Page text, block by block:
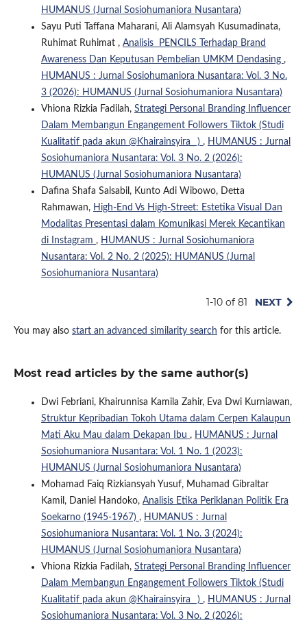
HUMANUS (Jurnal Sosiohumaniora Nusantara)
Sayu Puti Taffana Maharani, Ali Alamsyah Kusumadinata,
Ruhimat Ruhimat , Analisis PENCILS Terhadap Brand
Awareness Dan Keputusan Pembelian UMKM Dendasing ,
HUMANUS : Jurnal Sosiohumaniora Nusantara: Vol. 3 No.
3 (2026): HUMANUS (Jurnal Sosiohumaniora Nusantara)
Vhiona Rizkia Fadilah, Strategi Personal Branding Influencer
Dalam Membangun Engangement Followers Tiktok (Studi
Kualitatif pada akun @Khairainsyira_ ) , HUMANUS : Jurnal
Sosiohumaniora Nusantara: Vol. 3 No. 2 (2026):
HUMANUS (Jurnal Sosiohumaniora Nusantara)
Dafina Shafa Salsabil, Kunto Adi Wibowo, Detta
Rahmawan, High-End Vs High-Street: Estetika Visual Dan
Modalitas Presentasi dalam Komunikasi Merek Kecantikan
di Instagram , HUMANUS : Jurnal Sosiohumaniora
Nusantara: Vol. 2 No. 2 (2025): HUMANUS (Jurnal
Sosiohumaniora Nusantara)
1-10 of 81 NEXT
You may also start an advanced similarity search for this article.
Most read articles by the same author(s)
Dwi Febriani, Khairunnisa Kamila Zahir, Eva Dwi Kurniawan,
Struktur Kepribadian Tokoh Utama dalam Cerpen Kalaupun
Mati Aku Mau dalam Dekapan Ibu , HUMANUS : Jurnal
Sosiohumaniora Nusantara: Vol. 1 No. 1 (2023):
HUMANUS (Jurnal Sosiohumaniora Nusantara)
Mohamad Faiq Rizkiansyah Yusuf, Muhamad Gibraltar
Kamil, Daniel Handoko, Analisis Etika Periklanan Politik Era
Soekarno (1945-1967) , HUMANUS : Jurnal
Sosiohumaniora Nusantara: Vol. 1 No. 3 (2024):
HUMANUS (Jurnal Sosiohumaniora Nusantara)
Vhiona Rizkia Fadilah, Strategi Personal Branding Influencer
Dalam Membangun Engangement Followers Tiktok (Studi
Kualitatif pada akun @Khairainsyira_ ) , HUMANUS : Jurnal
Sosiohumaniora Nusantara: Vol. 3 No. 2 (2026):